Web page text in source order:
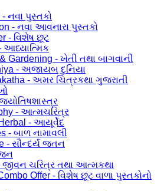
નવા પુસ્તકો
- નવા આવનારા પુસ્તકો
- વિશેષ છૂટ
આધ્યાત્મિક
Gardening - ખેતી તથા બાગવાની
- અજાયબ દુનિયા
- અમર ચિત્રકથા ગુજરાતી
- આત્મચરિત્ર
- આયૂર્વેદ
- બાળ નામાવલી
- સૌન્દર્ય જતન
જીવન ચરિત્ર તથા આત્મકથા
Offer - વિશેષ છૂટ વાળા પુસ્તકોનો